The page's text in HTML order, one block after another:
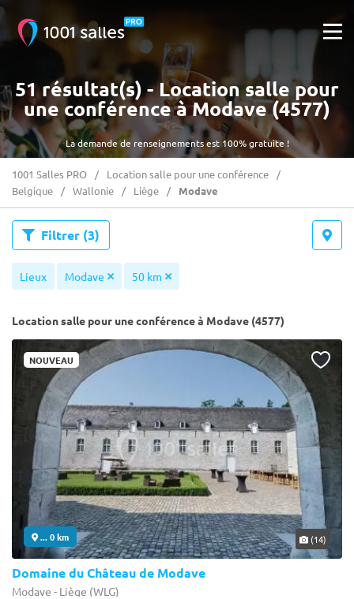
La demande de renseignements est 100% gratuite !
51 résultat(s) - Location salle pour
une conférence à Modave (4577)
1001 Salles PRO
Location salle pour une conférence
Belgique
Wallonie Liège Modave
Filtrer (3)
Lieux Modave 50 km
Location salle pour une conférence à Modave (4577)
NOUVEAU
... 0 km (14)
Domaine du Château de Modave
Modave - Liège (WLG)